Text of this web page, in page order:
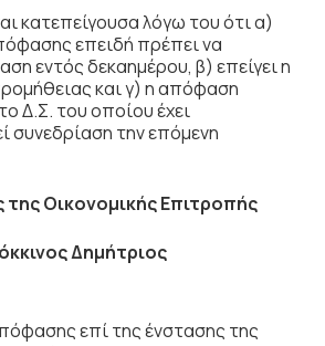
κατεπείγουσα λόγω του ότι α)
επειδή πρέπει να
εντός δεκαημέρου, β) επείγει η
και γ) η απόφαση
Δ.Σ. του οποίου έχει
συνεδρίαση την επόμενη
της Οικονομικής Επιτροπής
Δημήτριος
επί της ένστασης της